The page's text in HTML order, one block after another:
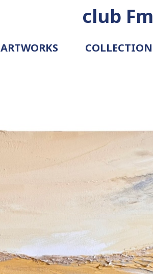
club Fm
ARTWORKS
COLLECTION